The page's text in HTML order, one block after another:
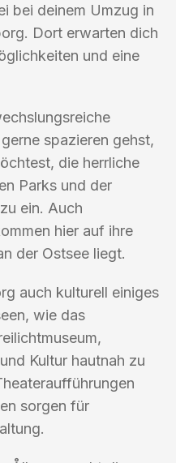
bei deinem Umzug in
Dort erwarten dich
und eine
spazieren gehst,
die herrliche
Parks und der
ein. Auch
hier auf ihre
der Ostsee liegt.
auch kulturell einiges
wie das
Kultur hautnah zu
sorgen für